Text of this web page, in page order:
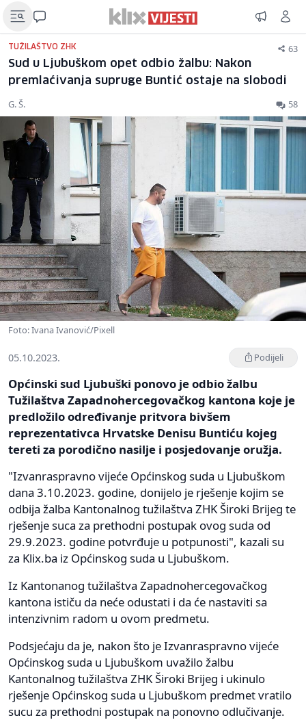
TUŽILAŠTVO ZHK 63
Sud u Ljubuškom opet odbio žalbu: Nakon
premlaćivanja supruge Buntić ostaje na slobodi
G. Š. 58
Foto: Ivana Ivanović/Pixell
05.10.2023. Podijeli
Općinski sud Ljubuški ponovo je odbio žalbu
Tužilaštva Zapadnohercegovačkog kantona koje je
predložilo određivanje pritvora bivšem
reprezentativca Hrvatske Denisu Buntiću kojeg
tereti za porodično nasilje i posjedovanje oružja.
"Izvanraspravno vijeće Općinskog suda u Ljubuškom
dana 3.10.2023. godine, donijelo je rješenje kojim se
odbija žalba Kantonalnog tužilaštva ZHK Široki Brijeg te
rješenje suca za prethodni postupak ovog suda od
29.9.2023. godine potvrđuje u potpunosti", kazali su
za Klix.ba iz Općinskog suda u Ljubuškom.
Iz Kantonanog tužilaštva Zapadnohercegovačkog
kantona ističu da neće odustati i da će nastaviti sa
intenzivnim radom u ovom predmetu.
Podsjećaju da je, nakon što je Izvanraspravno vijeće
Općinskog suda u Ljubuškom uvažilo žalbu
Kantonalnog tužilaštva ZHK Široki Brijeg i ukinulo
rješenje Općinskog suda u Ljubuškom predmet vratilo
sucu za prethodni postupak na ponovno odlučivanje.